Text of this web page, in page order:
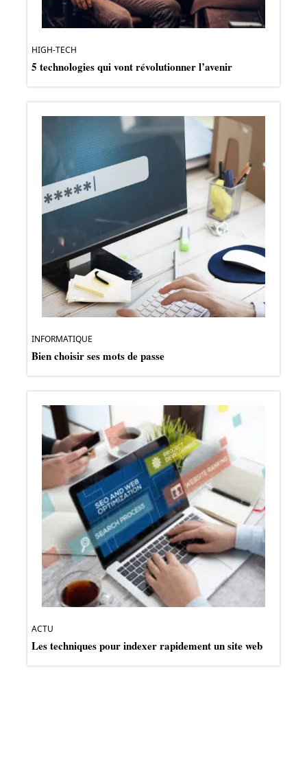
HIGH-TECH
5 technologies qui vont révolutionner l’avenir
INFORMATIQUE
Bien choisir ses mots de passe
ACTU
Les techniques pour indexer rapidement un site web